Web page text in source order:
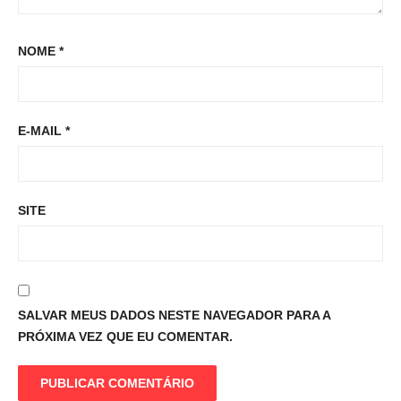
NOME *
E-MAIL *
SITE
SALVAR MEUS DADOS NESTE NAVEGADOR PARA A
PRÓXIMA VEZ QUE EU COMENTAR.